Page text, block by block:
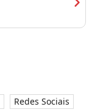
Redes Sociais